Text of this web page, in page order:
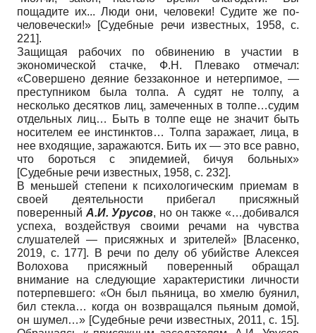
пощадите их... Люди они, человеки! Судите же по-
человечески!» [Судебные речи известных, 1958, с.
221].
Защищая рабочих по обвинению в участии в
экономической стачке, Ф.Н. Плевако отмечал:
«Совершено деяние беззаконное и нетерпимое, —
преступником была толпа. А судят не толпу, а
несколько десятков лиц, замеченных в толпе…судим
отдельных лиц… Быть в толпе еще не значит быть
носителем ее инстинктов… Толпа заражает, лица, в
нее входящие, заражаются. Бить их — это все равно,
что бороться с эпидемией, бичуя больных»
[Судебные речи известных, 1958, с. 232].
В меньшей степени к психологическим приемам в
своей деятельности прибегал присяжный
поверенный А.И. Урусов, но он также «…добивался
успеха, воздействуя своими речами на чувства
слушателей — присяжных и зрителей»
[Власенко,
2019, с. 177]. В речи по делу об убийстве Алексея
Волохова присяжный поверенный обращал
внимание на следующие характеристики личности
потерпевшего: «Он был пьяница, во хмелю буянил,
бил стекла… когда он возвращался пьяным домой,
он шумел…» [Судебные речи известных, 2011, с. 15].